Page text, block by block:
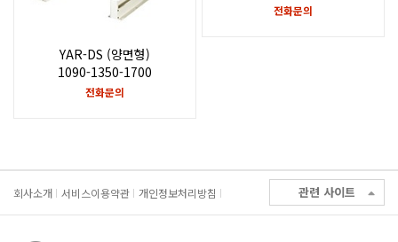
YAR-DS (양면형)
1090-1350-1700
전화문의
전화문의
회사소개 서비스이용약관 개인정보처리방침 관련 사이트